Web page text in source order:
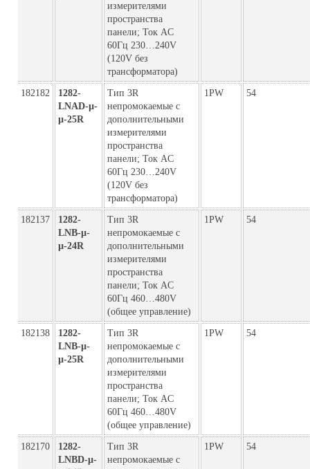
измерителями
пространства
панели; Ток AC
60Гц 230…240V
(120V без
трансформатора)
182182
1282-
LNAD-µ-
µ-25R
Тип 3R
непромокаемые с
дополнительными
измерителями
пространства
панели; Ток AC
60Гц 230…240V
(120V без
трансформатора)
1PW 54
182137
1282-
LNB-µ-
µ-24R
Тип 3R
непромокаемые с
дополнительными
измерителями
пространства
панели; Ток AC
60Гц 460…480V
(общее управление)
1PW 54
182138
1282-
LNB-µ-
µ-25R
Тип 3R
непромокаемые с
дополнительными
измерителями
пространства
панели; Ток AC
60Гц 460…480V
(общее управление)
1PW 54
182170
1282-
LNBD-µ-
Тип 3R
непромокаемые с
1PW 54